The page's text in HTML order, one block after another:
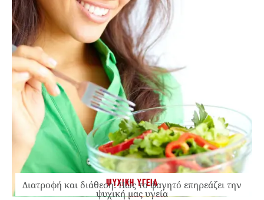
ΨΥΧΙΚΗ ΥΓΕΙΑ
Διατροφή και διάθεση: Πώς το φαγητό επηρεάζει την
ψυχική μας υγεία